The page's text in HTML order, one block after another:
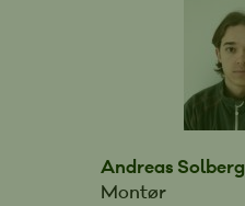
Andreas Solberg
Montør